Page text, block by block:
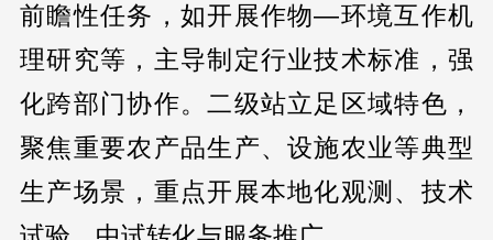
前瞻性任务，如开展作物—环境互作机
理研究等，主导制定行业技术标准，强
化跨部门协作。二级站立足区域特色，
聚焦重要农产品生产、设施农业等典型
生产场景，重点开展本地化观测、技术